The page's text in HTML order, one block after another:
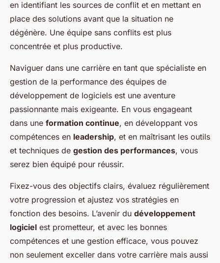
en identifiant les sources de conflit et en mettant en
place des solutions avant que la situation ne
dégénère. Une équipe sans conflits est plus
concentrée et plus productive.
Naviguer dans une carrière en tant que spécialiste en
gestion de la performance des équipes de
développement de logiciels est une aventure
passionnante mais exigeante. En vous engageant
dans une formation continue, en développant vos
compétences en leadership, et en maîtrisant les outils
et techniques de gestion des performances, vous
serez bien équipé pour réussir.
Fixez-vous des objectifs clairs, évaluez régulièrement
votre progression et ajustez vos stratégies en
fonction des besoins. L’avenir du développement
logiciel est prometteur, et avec les bonnes
compétences et une gestion efficace, vous pouvez
non seulement exceller dans votre carrière mais aussi